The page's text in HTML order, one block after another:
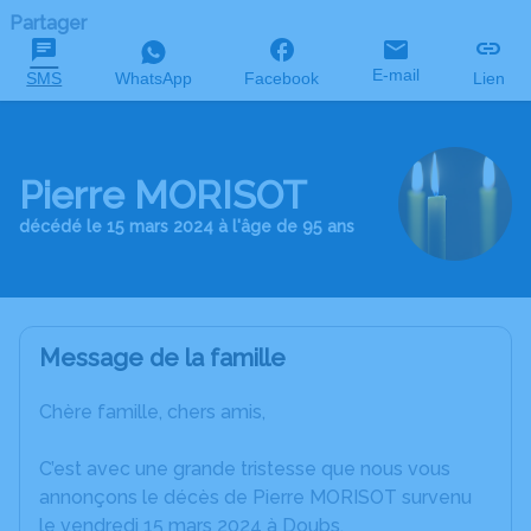
Partager
SMS WhatsApp Facebook E-mail Lien
Pierre MORISOT
décédé le 15 mars 2024 à l'âge de 95 ans
Message de la famille
Chère famille, chers amis,
C’est avec une grande tristesse que nous vous
annonçons le décès de Pierre MORISOT survenu
le vendredi 15 mars 2024 à Doubs.